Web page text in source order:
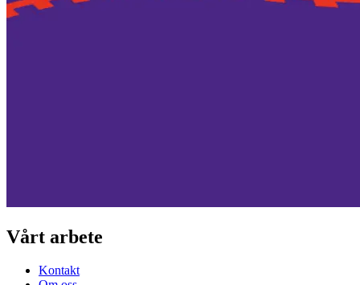
Vårt arbete
Kontakt